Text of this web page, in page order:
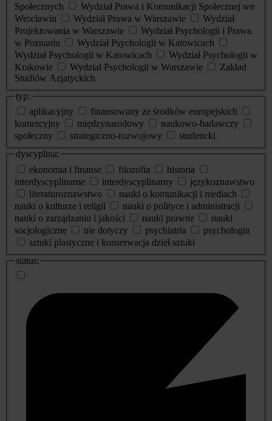
Społecznych
Wydział Prawa i Komunikacji Społecznej we
Wrocławiu
Wydział Prawa w Warszawie
Wydział
Projektowania w Warszawie
Wydział Psychologii i Prawa
w Poznaniu
Wydział Psychologii w Katowicach
Wydział Psychologii w Katowicach
Wydział Psychologii w
Krakowie
Wydział Psychologii w Warszawie
Zakład
Studiów Azjatyckich
typ:
aplikacyjny
finansowany ze środków europejskich
komercyjny
międzynarodowy
naukowo-badawczy
społeczny
strategiczno-rozwojowy
studencki
dyscyplina:
ekonomia i finanse
filozofia
historia
interdyscyplinarne
interdyscyplinarny
językoznawstwo
literaturoznawstwo
nauki o komunikacji i mediach
nauki o kulturze i religii
nauki o polityce i administracji
nauki o zarządzaniu i jakości
nauki prawne
nauki
socjologiczne
nie dotyczy psychiatria
psychologia
sztuki plastyczne i konserwacja dzieł sztuki
status: